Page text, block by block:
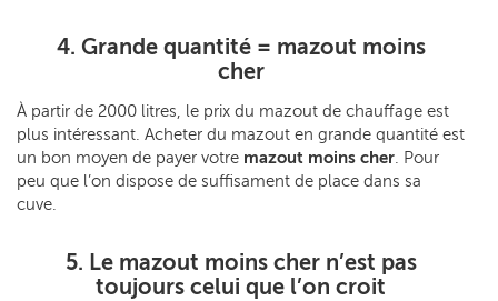
4. Grande quantité = mazout moins
cher
À partir de 2000 litres, le prix du mazout de chauffage est
plus intéressant. Acheter du mazout en grande quantité est
un bon moyen de payer votre mazout moins cher. Pour
peu que l’on dispose de suffisament de place dans sa
cuve.
5. Le mazout moins cher n’est pas
toujours celui que l’on croit